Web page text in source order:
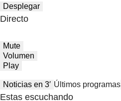
Desplegar
Directo
Mute
Volumen
Play
Noticias en 3′ Últimos programas
Estas escuchando